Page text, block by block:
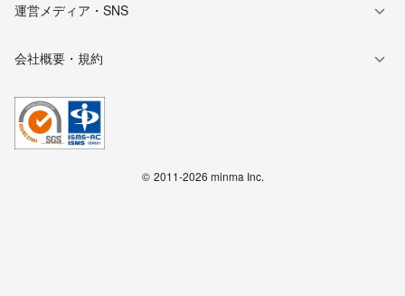
運営メディア・SNS
会社概要・規約
© 2011-2026 minma Inc.